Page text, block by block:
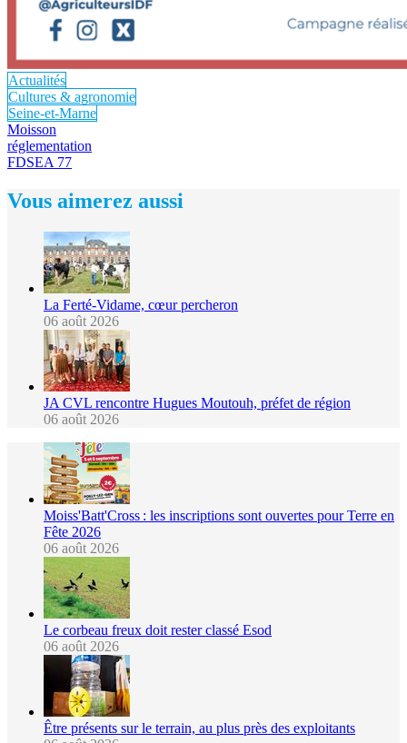
Actualités
Cultures & agronomie
Seine-et-Marne
Moisson
réglementation
FDSEA 77
Vous aimerez aussi
La Ferté-Vidame, cœur percheron
06 août 2026
JA CVL rencontre Hugues Moutouh, préfet de région
06 août 2026
Moiss'Batt'Cross : les inscriptions sont ouvertes pour Terre en
Fête 2026
06 août 2026
Le corbeau freux doit rester classé Esod
06 août 2026
Être présents sur le terrain, au plus près des exploitants